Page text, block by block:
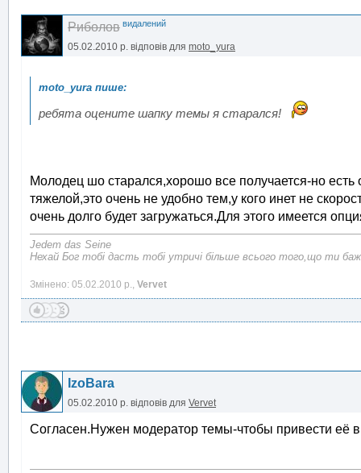
Риболов видалений
05.02.2010 р. відповів для moto_yura
ребята оцените шапку темы я старался!
Молодец шо старался,хорошо все получается-но
тяжелой,это очень не удобно тем,у кого инет не
очень долго будет загружаться.Для этого имеется
Jedem das Seine
Нехай Бог тобі дасть тобі утричі більше всього того,що ти
Змінено: 05.02.2010 р., Vervet
IzoBara
05.02.2010 р. відповів для Vervet
Согласен.Нужен модератор темы-чтобы привести её